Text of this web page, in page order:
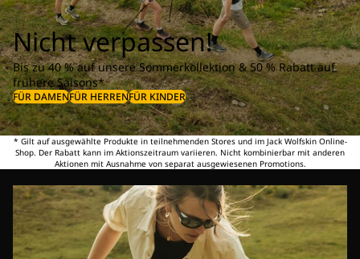
Nicht verpassen!
Bis zu 40 % auf unsere Sommerkollektion & 50 % Rabatt auf
frühere Saisons*
FÜR DAMENFÜR HERRENFÜR KINDER
* Gilt auf ausgewählte Produkte in teilnehmenden Stores und im Jack Wolfskin Online-
Shop. Der Rabatt kann im Aktionszeitraum variieren. Nicht kombinierbar mit anderen
Aktionen mit Ausnahme von separat ausgewiesenen Promotions.